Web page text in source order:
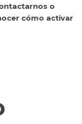
o
cómo activar